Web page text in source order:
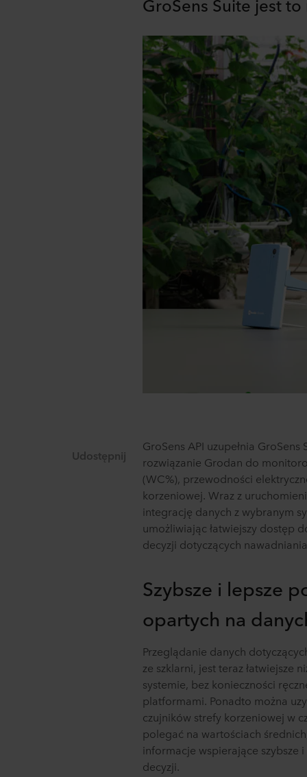
Udostępnij
GroSens API uzupełnia
rozwiązanie Grodan do
(WC%), przewodności
korzeniowej. Wraz z
integrację danych z wybranym
umożliwiając łatwiejszy dostęp
decyzji dotyczących
Szybsze i lepsze
opartych na
Przeglądanie danych
ze szklarni, jest teraz łatwiejsze
systemie, bez konieczności
platformami. Ponadto można
czujników strefy korzeniowej w
polegać na wartościach
informacje wspierające
decyzji.